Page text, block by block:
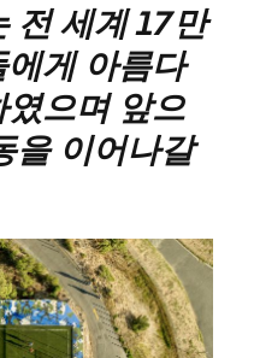
전 세계 17만
게 아름다
으며 앞으
을 이어나갈